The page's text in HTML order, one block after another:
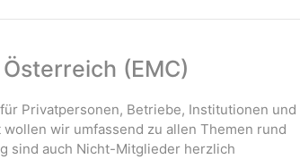
(EMC)
Privatpersonen, Betriebe, Institutionen und
wir umfassend zu allen Themen rund
sind auch Nicht-Mitglieder herzlich